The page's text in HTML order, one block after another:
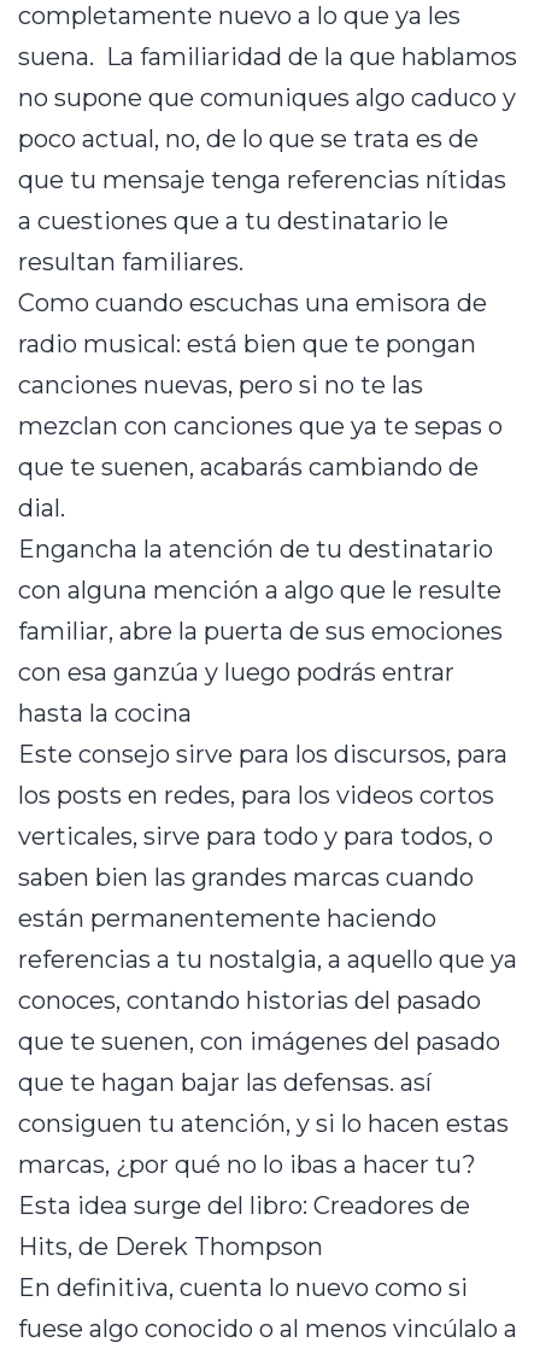
completamente nuevo a lo que ya les
suena. La familiaridad de la que hablamos
no supone que comuniques algo caduco y
poco actual, no, de lo que se trata es de
que tu mensaje tenga referencias nítidas
a cuestiones que a tu destinatario le
resultan familiares.
Como cuando escuchas una emisora de
radio musical: está bien que te pongan
canciones nuevas, pero si no te las
mezclan con canciones que ya te sepas o
que te suenen, acabarás cambiando de
dial.
Engancha la atención de tu destinatario
con alguna mención a algo que le resulte
familiar, abre la puerta de sus emociones
con esa ganzúa y luego podrás entrar
hasta la cocina
Este consejo sirve para los discursos, para
los posts en redes, para los videos cortos
verticales, sirve para todo y para todos, o
saben bien las grandes marcas cuando
están permanentemente haciendo
referencias a tu nostalgia, a aquello que ya
conoces, contando historias del pasado
que te suenen, con imágenes del pasado
que te hagan bajar las defensas. así
consiguen tu atención, y si lo hacen estas
marcas, ¿por qué no lo ibas a hacer tu?
Esta idea surge del libro: Creadores de
Hits, de Derek Thompson
En definitiva, cuenta lo nuevo como si
fuese algo conocido o al menos vincúlalo a